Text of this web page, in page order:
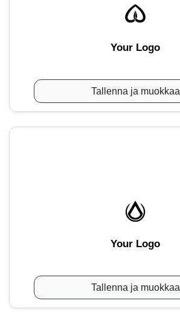
Your Logo
Tallenna ja muokkaa
Your Logo
Tallenna ja muokkaa